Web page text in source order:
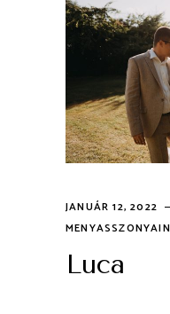
JANUÁR 12, 2022
Luca